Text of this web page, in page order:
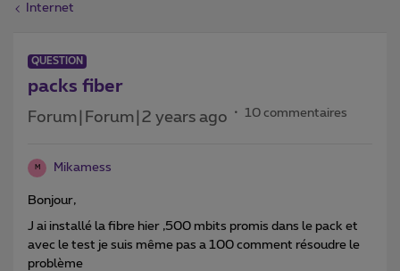
Internet
QUESTION
packs fiber
Forum|Forum|2 years ago 10 commentaires
M Mikamess
Bonjour,
J ai installé la fibre hier ,500 mbits promis dans le pack et
avec le test je suis même pas a 100 comment résoudre le
problème